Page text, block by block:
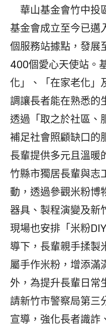
華山基金會竹中投
基金會成立至今已邁
個服務站據點，發展
400個愛心天使站。
化」、「在家老化」
調讓長者能在熟悉的
透過「取之於社區、
補足社會照顧缺口的
長輩提供多元且溫暖
竹縣市獨居長輩與志
動，透過參觀米粉博
器具、製程演變及新
現場也安排「米粉
導下，長輩親手揉製
屬手作米粉，增添滿
外，為提升長輩日常
請新竹市警察局第三
宣導，強化長者識詐